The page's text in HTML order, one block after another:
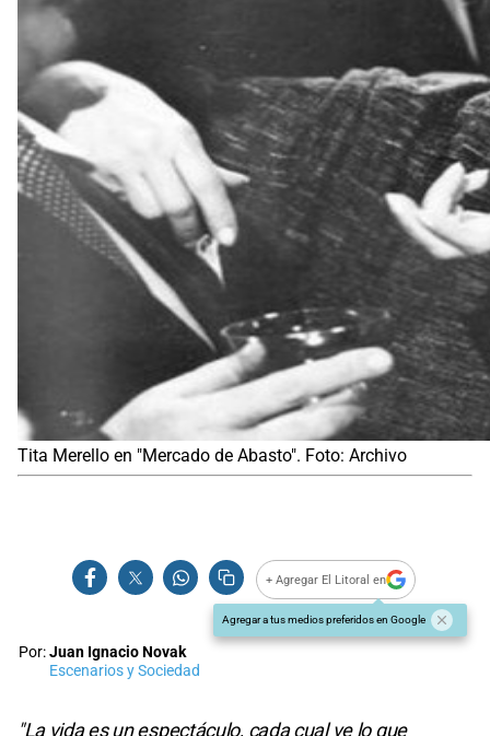
Tita Merello en "Mercado de Abasto". Foto: Archivo
+ Agregar El Litoral en
Agregar a tus medios preferidos en Google
Por:Juan Ignacio Novak
Escenarios y Sociedad
"La vida es un espectáculo, cada cual ve lo que